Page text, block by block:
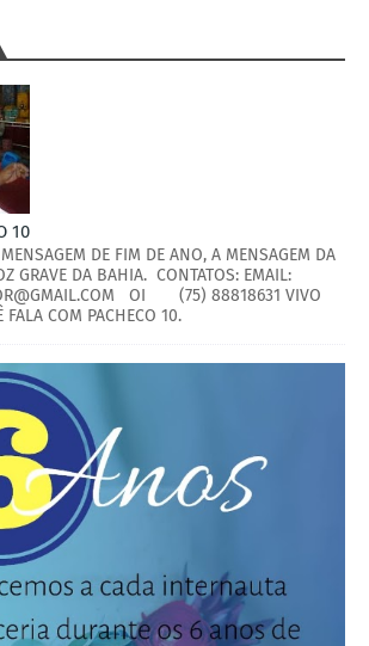
10
DE FIM DE ANO, A MENSAGEM DA
GRAVE DA BAHIA. CONTATOS: EMAIL:
OI (75) 88818631 VIVO
COM PACHECO 10.